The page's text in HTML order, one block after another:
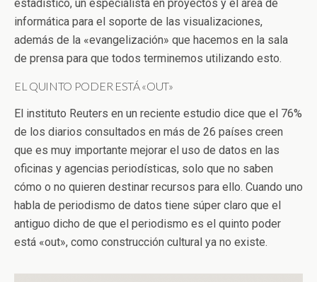
estadístico, un especialista en proyectos y el área de
informática para el soporte de las visualizaciones,
además de la «evangelización» que hacemos en la sala
de prensa para que todos terminemos utilizando esto.
EL QUINTO PODER ESTÁ «OUT»
El instituto Reuters en un reciente estudio dice que el 76%
de los diarios consultados en más de 26 países creen
que es muy importante mejorar el uso de datos en las
oficinas y agencias periodísticas, solo que no saben
cómo o no quieren destinar recursos para ello. Cuando uno
habla de periodismo de datos tiene súper claro que el
antiguo dicho de que el periodismo es el quinto poder
está «out», como construcción cultural ya no existe.